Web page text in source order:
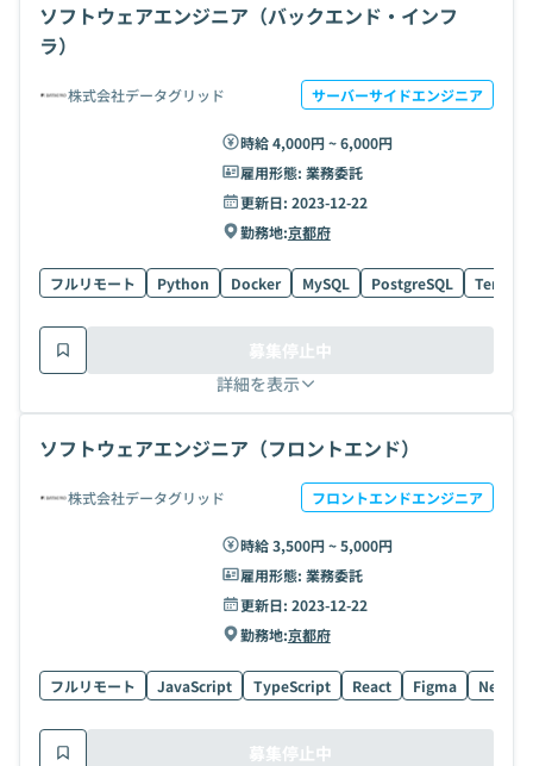
ソフトウェアエンジニア（バックエンド・インフ
ラ）
株式会社データグリッド サーバーサイドエンジニア
時給 4,000円 ~ 6,000円
雇用形態: 業務委託
更新日: 2023-12-22
勤務地:京都府
フルリモート Python Docker MySQL PostgreSQL
詳細を表示
募集停止中
ソフトウェアエンジニア（フロントエンド）
株式会社データグリッド フロントエンドエンジニア
時給 3,500円 ~ 5,000円
雇用形態: 業務委託
更新日: 2023-12-22
勤務地:京都府
フルリモート JavaScript TypeScript React Figma Next.js
募集停止中